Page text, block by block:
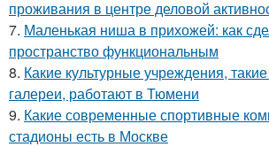
проживания в центре деловой
7. Маленькая ниша в прихожей: как
пространство функциональным
8. Какие культурные учреждения,
галереи, работают в Тюмени
9. Какие современные спортивные
стадионы есть в Москве